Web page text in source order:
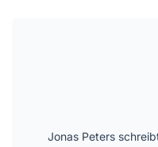
Jonas Peters